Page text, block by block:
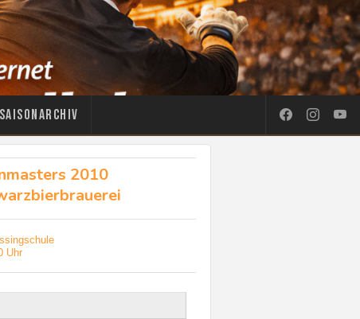
Saisonarchiv
2010
Uhr